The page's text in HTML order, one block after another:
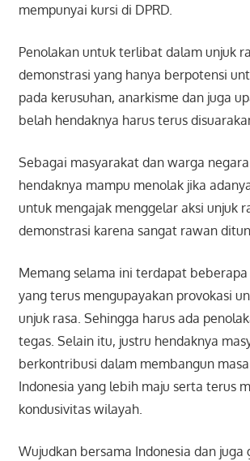
mempunyai kursi di DPRD.
Penolakan untuk terlibat dalam unjuk
demonstrasi yang hanya berpotensi
pada kerusuhan, anarkisme dan juga
belah hendaknya harus terus
Sebagai masyarakat dan warga
hendaknya mampu menolak jika
untuk mengajak menggelar aksi unjuk
demonstrasi karena sangat rawan
Memang selama ini terdapat
yang terus mengupayakan provokasi
unjuk rasa. Sehingga harus ada
tegas. Selain itu, justru hendaknya
berkontribusi dalam membangun
Indonesia yang lebih maju serta terus
kondusivitas wilayah.
Wujudkan bersama Indonesia dan juga